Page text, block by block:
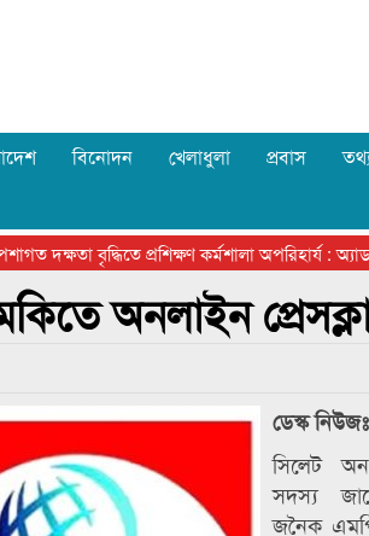
বিনোদন খেলাধুলা প্রবাস
দক্ষতা বৃদ্ধিতে প্রশিক্ষণ কর্মশালা অপরিহার্য :
অনলাইন
ডেস্ক নিউজঃ
সিলেট
সদস্য
জনৈক